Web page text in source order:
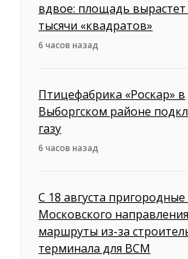
вдвое: площадь вырастет
тысячи «квадратов»
6 часов назад
Птицефабрика «Роскар» в
Выборгском районе
газу
6 часов назад
С 18 августа
Московского
маршруты из-за
терминала для ВСМ